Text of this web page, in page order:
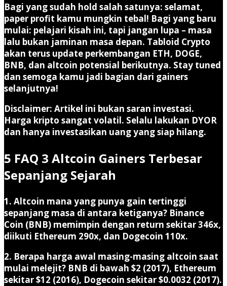
Bagi yang sudah hold salah satunya: selamat,
paper profit kamu mungkin tebal! Bagi yang baru
mulai: pelajari kisah ini, tapi jangan lupa – masa
lalu bukan jaminan masa depan. Tabloid Crypto
akan terus update perkembangan ETH, DOGE,
BNB, dan altcoin potensial berikutnya. Stay tuned
dan semoga kamu jadi bagian dari gainers
selanjutnya!
Disclaimer: Artikel ini bukan saran investasi.
Harga kripto sangat volatil. Selalu lakukan DYOR
dan hanya investasikan uang yang siap hilang.
5 FAQ 3 Altcoin Gainers Terbesar
Sepanjang Sejarah
1. Altcoin mana yang punya gain tertinggi
sepanjang masa di antara ketiganya? Binance
Coin (BNB) memimpin dengan return sekitar346x,
diikuti Ethereum 290x, dan Dogecoin 110x.
2. Berapa harga awal masing-masing altcoin saat
mulai melejit? BNB di bawah $2 (2017), Ethereum
sekitar $12 (2016), Dogecoin sekitar $0.0032 (2017).